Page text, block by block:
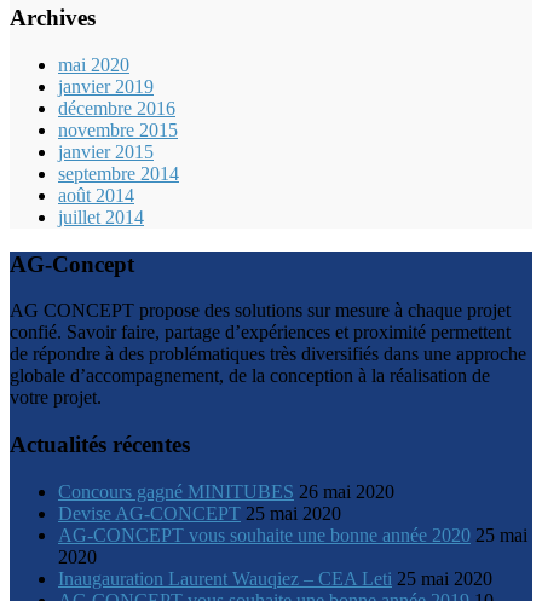
Archives
mai 2020
janvier 2019
décembre 2016
novembre 2015
janvier 2015
septembre 2014
août 2014
juillet 2014
AG-Concept
AG CONCEPT propose des solutions sur mesure à chaque projet
confié. Savoir faire, partage d’expériences et proximité permettent
de répondre à des problématiques très diversifiés dans une approche
globale d’accompagnement, de la conception à la réalisation de
votre projet.
Actualités récentes
Concours gagné MINITUBES 26 mai 2020
Devise AG-CONCEPT 25 mai 2020
AG-CONCEPT vous souhaite une bonne année 2020 25 mai
2020
Inaugauration Laurent Wauqiez – CEA Leti 25 mai 2020